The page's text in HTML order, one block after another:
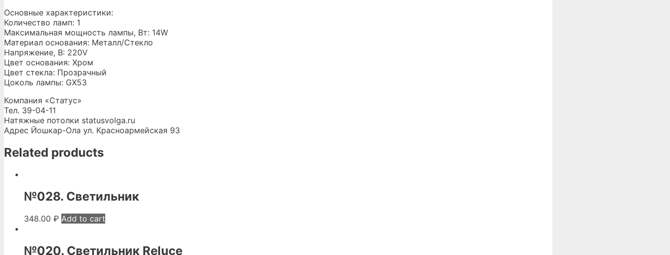
Основные характеристики:
Количество ламп: 1
Максимальная мощность лампы, Вт: 14W
Материал основания: Металл/Стекло
Напряжение, В: 220V
Цвет основания: Хром
Цвет стекла: Прозрачный
Цоколь лампы: GX53
Компания «Статус»
Тел. 39-04-11
Натяжные потолки statusvolga.ru
Адрес Йошкар-Ола ул. Красноармейская 93
Related products
№028. Светильник
348.00 ₽ Add to cart
№020. Светильник Reluce